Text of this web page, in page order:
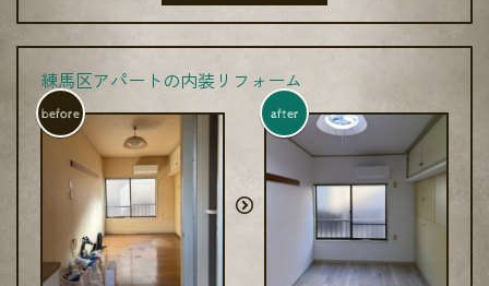
練馬区アパートの内装リフォーム
before after